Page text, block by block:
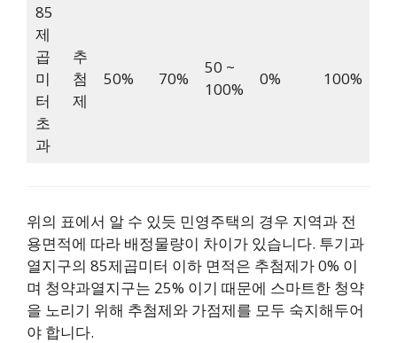
85
제
곱
미
터
초
과
추
첨
제
50% 70%
50 ~
100%
0% 100%
위의 표에서 알 수 있듯 민영주택의 경우 지역과 전
용면적에 따라 배정물량이 차이가 있습니다. 투기과
열지구의 85제곱미터 이하 면적은 추첨제가 0% 이
며 청약과열지구는 25% 이기 때문에 스마트한 청약
을 노리기 위해 추첨제와 가점제를 모두 숙지해두어
야 합니다.